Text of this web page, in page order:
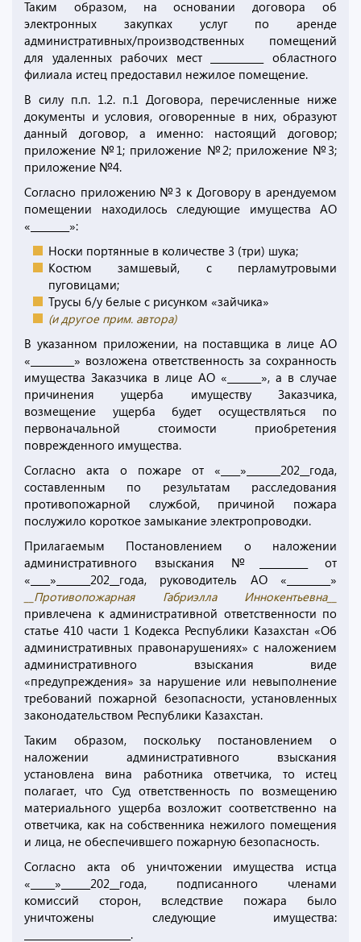
Таким образом, на основании договора об
электронных закупках услуг по аренде
административных/производственных помещений
для удаленных рабочих мест ___________ областного
филиала истец предоставил нежилое помещение.
В силу п.п. 1.2. п.1 Договора, перечисленные ниже
документы и условия, оговоренные в них, образуют
данный договор, а именно: настоящий договор;
приложение №1; приложение №2; приложение №3;
приложение №4.
Согласно приложению №3 к Договору в арендуемом
помещении находилось следующие имущества АО
«________»:
Носки портянные в количестве 3 (три) шука;
Костюм замшевый, с перламутровыми
пуговицами;
Трусы б/у белые с рисунком «зайчика»
(и другое прим. автора)
В указанном приложении, на поставщика в лице АО
«_________» возложена ответственность за сохранность
имущества Заказчика в лице АО «_______», а в случае
причинения ущерба имуществу Заказчика,
возмещение ущерба будет осуществляться по
первоначальной стоимости приобретения
поврежденного имущества.
Согласно акта о пожаре от «____»_______202__года,
составленным по результатам расследования
противопожарной службой, причиной пожара
послужило короткое замыкание электропроводки.
Прилагаемым Постановлением о наложении
административного взыскания №__________ от
«____»_______202__года, руководитель АО «_________»
__Противопожарная Габриэлла Иннокентьевна__
привлечена к административной ответственности по
статье 410 части 1 Кодекса Республики Казахстан «Об
административных правонарушениях» с наложением
административного взыскания виде
«предупреждения» за нарушение или невыполнение
требований пожарной безопасности, установленных
законодательством Республики Казахстан.
Таким образом, поскольку постановлением о
наложении административного взыскания
установлена вина работника ответчика, то истец
полагает, что Суд ответственность по возмещению
материального ущерба возложит соответственно на
ответчика, как на собственника нежилого помещения
и лица, не обеспечившего пожарную безопасность.
Согласно акта об уничтожении имущества истца
«_____»______202__года, подписанного членами
комиссий сторон, вследствие пожара было
уничтожены следующие имущества:
______________________.